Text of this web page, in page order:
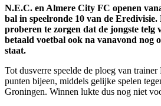
N.E.C. en Almere City FC openen
bal in speelronde 10 van de
proberen te zorgen dat de jongste telg
betaald voetbal ook na vanavond nog
staat.
Tot dusverre speelde de ploeg van
punten bijeen, middels gelijke spelen
Groningen. Winnen lukte dus nog niet